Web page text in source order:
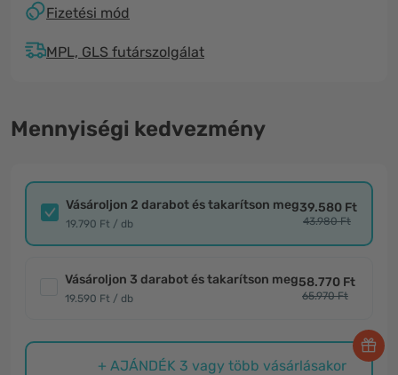
Fizetési mód
MPL, GLS futárszolgálat
Mennyiségi kedvezmény
Vásároljon 2 darabot és takarítson meg
19.790 Ft / db
39.580 Ft
43.980 Ft
Vásároljon 3 darabot és takarítson meg
19.590 Ft / db
58.770 Ft
65.970 Ft
+ AJÁNDÉK 3 vagy több vásárlásakor